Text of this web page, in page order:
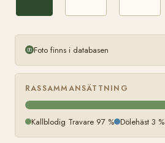
Foto finns i databasen
RASSAMMANSÄTTNING
Kallblodig Travare 97 % Dölehäst 3 %